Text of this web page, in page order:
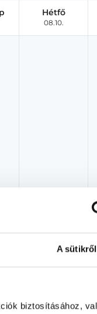
A sütikről
biztosításához,
Hétfő
08.10.